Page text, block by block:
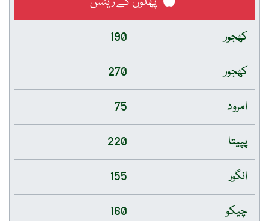
کھجور
190
کھجور
270
امرود
75
پپیتا
220
انگور
155
چیکو
160